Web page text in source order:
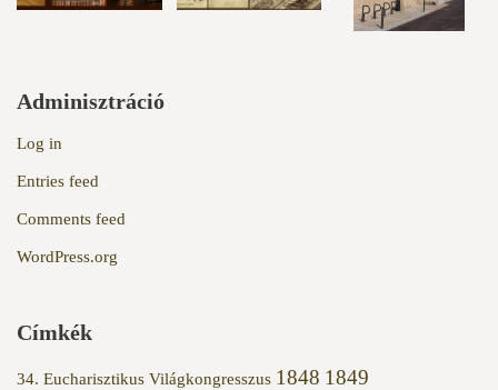
Adminisztráció
Log in
Entries feed
Comments feed
WordPress.org
Címkék
34. Eucharisztikus Világkongresszus 1848 1849